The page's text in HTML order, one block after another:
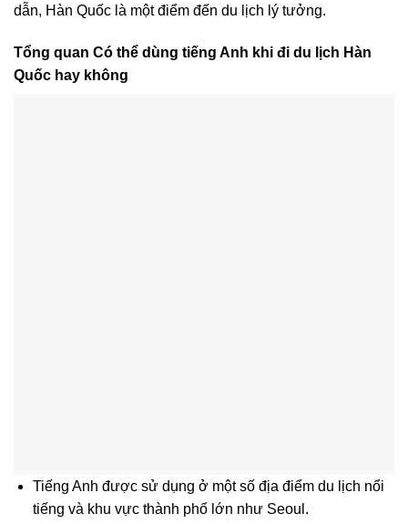
dẫn, Hàn Quốc là một điểm đến du lịch lý tưởng.
Tổng quan Có thể dùng tiếng Anh khi đi du lịch Hàn
Quốc hay không
Tiếng Anh được sử dụng ở một số địa điểm du lịch nổi
tiếng và khu vực thành phố lớn như Seoul.